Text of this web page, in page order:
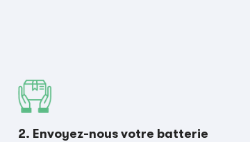
2. Envoyez-nous votre batterie